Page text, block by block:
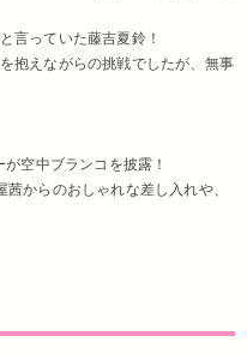
言っていた藤吉夏鈴！
抱えながらの挑戦でしたが、無事
空中ブランコを披露！
からのおしゃれな差し入れや、